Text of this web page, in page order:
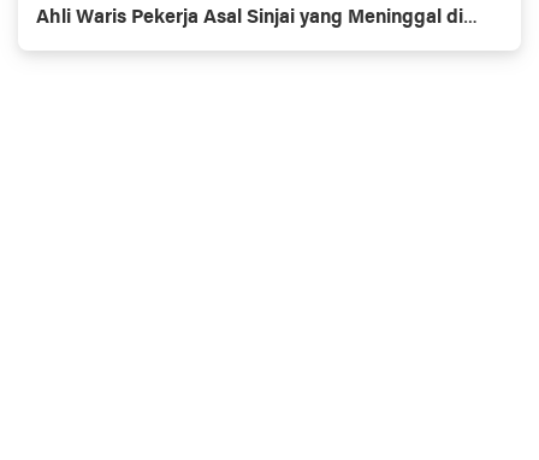
Ahli Waris Pekerja Asal Sinjai yang Meninggal di
Morowali